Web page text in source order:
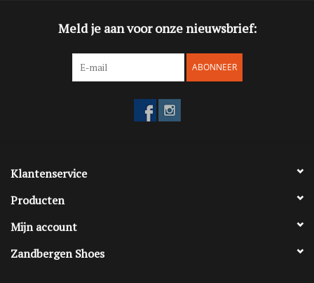
Meld je aan voor onze nieuwsbrief:
ABONNEER
Klantenservice
Producten
Mijn account
Zandbergen Shoes